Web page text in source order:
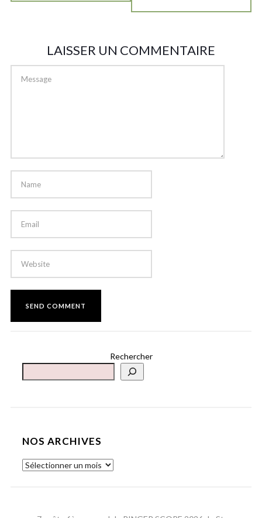
LAISSER UN COMMENTAIRE
Rechercher
NOS ARCHIVES